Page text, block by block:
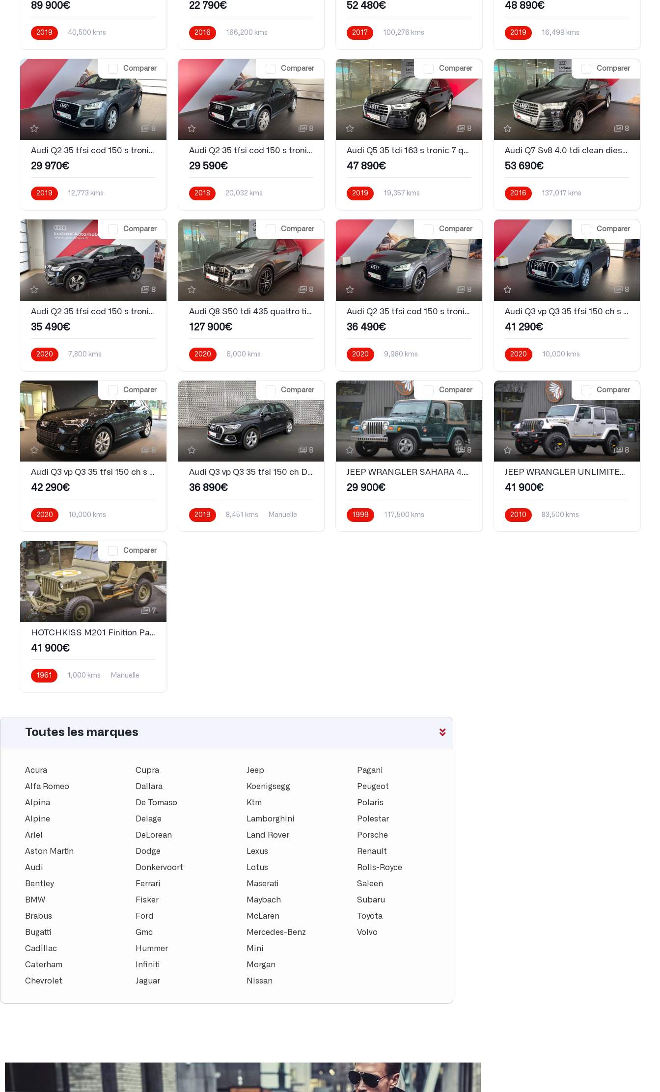
89 900€
2019
40,500 kms
22 790€
2016
166,200 kms
52 480€
2017
100,276 kms
48 890€
2019
16,499 kms
Comparer
8
Audi Q2 35 tfsi cod 150 s tronic 7 S line
29 970€
2019
12,773 kms
Comparer
8
Audi Q2 35 tfsi cod 150 s tronic 7 S line
29 590€
2018
20,032 kms
Comparer
8
Audi Q5 35 tdi 163 s tronic 7 quattro Avus
47 890€
2019
19,357 kms
Comparer
8
Audi Q7 Sv8 4.0 tdi clean diesel 435 tiptronic 8 quattro 7pl
53 690€
2016
137,017 kms
Comparer
8
Audi Q2 35 tfsi cod 150 s tronic 7 Design luxe
35 490€
2020
7,800 kms
Comparer
8
Audi Q8 S50 tdi 435 quattro tiptronic 8
127 900€
2020
6,000 kms
Comparer
8
Audi Q2 35 tfsi cod 150 s tronic 7 Midnight series
36 490€
2020
9,980 kms
Comparer
8
Audi Q3 vp Q3 35 tfsi 150 ch s tronic 7 S line
41 290€
2020
10,000 kms
Comparer
8
Audi Q3 vp Q3 35 tfsi 150 ch s tronic 7 S line
42 290€
2020
10,000 kms
Comparer
8
Audi Q3 vp Q3 35 tfsi 150 ch Design luxe
36 890€
2019 8,451 kms
Manuelle
Comparer
8
JEEP WRANGLER SAHARA 4.0 BVM 5
29 900€
1999
117,500 kms
Comparer
8
JEEP WRANGLER UNLIMITED 3.8 V6 SAHARA
41 900€
2010
83,500 kms
Comparer
7
HOTCHKISS M201 Finition Pack US
41 900€
1961 1,000 kms
Manuelle
Toutes les marques
Acura
Alfa Romeo
Alpina
Alpine
Ariel
Aston Martin
Audi
Bentley
BMW
Brabus
Bugatti
Cadillac
Caterham
Chevrolet
Cupra
Dallara
De Tomaso
Delage
DeLorean
Dodge
Donkervoort
Ferrari
Fisker
Ford
Gmc
Hummer
Infiniti
Jaguar
Jeep
Koenigsegg
Ktm
Lamborghini
Land Rover
Lexus
Lotus
Maserati
Maybach
McLaren
Mercedes-Benz
Mini
Morgan
Nissan
Pagani
Peugeot
Polaris
Polestar
Porsche
Renault
Rolls-Royce
Saleen
Subaru
Toyota
Volvo